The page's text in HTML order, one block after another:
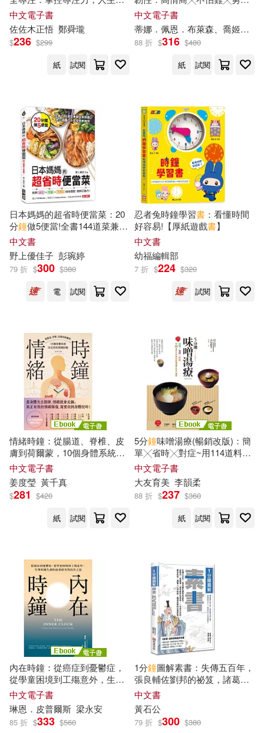
徐丹妮(1) 成澤文子(1)
提利‧羅伯埃克特(1)
李宇凡(1) 李寶寧(1)
李承雅(1) 林美吟(1)
林華(1)
樊志虹(1) 歐文．奧侃(1)
法蘭西斯科．西里洛(1)
潔德．吳(1) 王羽暄(1)
王蘭(1)
瑪塔‧艾德絲(1)
瑪格達蓮娜・雅庫斯卡（Magdalen
a Jackowska）(1)
田中宏曉博士(1) 瘦身女王(1)
窪田千紘(1) 管家琪(1)
紙上魔方(1)
胡孝新（Energy）(1)
艾利克．古德曼(1) 芮秉一(1)
菅野仁(1) 菲利普．羅斯(1)
董洪濤(1)
蒂娜．佩恩．布萊森、喬姬．威森
童畫藝術國際文化事業有限公司(1)
再拖拖拉拉(短時間「完全專
注」新修版) (電子書)
中文電子書
佐佐木正悟 鄭舜瓏
$236 $299
紙
試閱
表達，從親子時間養出必備素
養! (電子書)
中文電子書
蒂娜．佩恩．布萊森、喬姬．威森－文森特
88 折 $316 $480
紙
試閱
日本媽媽的超省時便當菜：20
分鐘做5便當!全書144道菜兼顧
全家營養，老公減醣、小孩發
育都適用
中文書
野上優佳子 彭琬婷
79 折 $300 $380
電
試閱
忍者兔時鐘學習書 ：看懂時間
好容易!【厚紙遊戲書】
中文書
幼福編輯部
7 折 $224 $320
試閱
情緒時鐘：從腸道、脊椎、皮
膚到荷爾蒙，10個身體系統決
定你的情緒狀態 (電子書)
中文電子書
姜度瑩 黃千真
$281 $420
紙
試閱
5分鐘味噌湯療(暢銷改版)：簡
單╳省時╳對症~用114道料多
味美的味噌湯喝出每日健康 (電
子書)
中文電子書
大友育美 李韻柔
88 折 $237 $360
紙
試閱
內在時鐘：從癌症到憂鬱症，
從學童困境到工殤意外，生理
時鐘失調的最新研究與改善之
道 (電子書)
中文電子書
琳恩．皮普爾斯 梁永安
85 折 $333 $560
1分鐘圖解素書：失傳五百年，
張良輔佐劉邦的祕笈，諸葛
亮、曾國藩、胡雪巖奉為指
南，一本逆天改命、翻身致
富、讀懂人心與時勢、職場致
勝的必讀經典
中文書
黃石公
79 折 $300 $380